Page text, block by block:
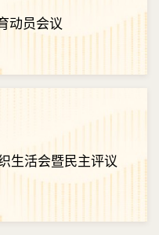
动员会议
生活会暨民主评议